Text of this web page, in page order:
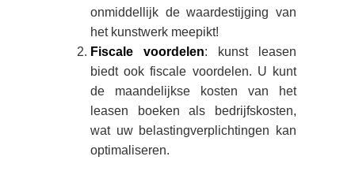
onmiddellijk de waardestijging van
het kunstwerk meepikt!
Fiscale voordelen: kunst leasen
biedt ook fiscale voordelen. U kunt
de maandelijkse kosten van het
leasen boeken als bedrijfskosten,
wat uw belastingverplichtingen kan
optimaliseren.